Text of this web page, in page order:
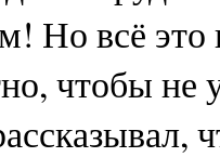
Но всё
чтобы не